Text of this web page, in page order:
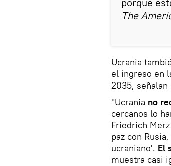
The
Ucrania
el ingreso en
2035,
"Ucrania no
cercanos lo
Friedrich
paz con
ucraniano'. El
muestra casi